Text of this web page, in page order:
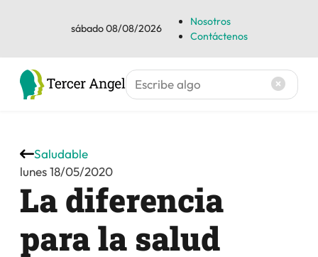
sábado 08/08/2026
Nosotros
Contáctenos
La diferencia
para la salud
Saludable
lunes 18/05/2020